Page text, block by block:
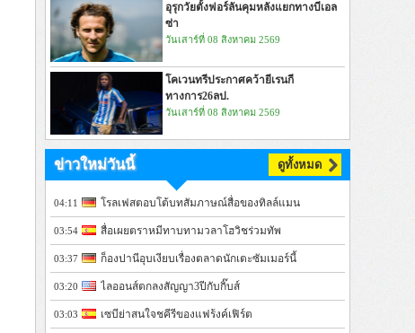
อุรุกวัยตั้งฟอร์ลันคุมหลังแยกทางบีเอล
ซ่า
วันเสาร์ที่ 08 สิงหาคม 2569
โคเวนทรีประกาศคว้ายีเรนกี
ทางการ26ลป.
วันเสาร์ที่ 08 สิงหาคม 2569
ข่าวใหม่วันนี้ ดูทั้งหมด
04:11 โรลเฟสตอบโต้บทสัมภาษณ์สื่อของทิลล์แมน
03:54 สื่อเผยตราหมีทาบทามวลาโฮวิชร่วมทัพ
03:37 ก็องปานีอุบเงียบเรื่องตลาดนักเตะซัมเมอร์นี้
03:20 ไลออนส์ตกลงสัญญา3ปีกับกิ๊บส์
03:03 เซบีย่าสนใจชคีรีของแฟร้งค์เฟิร์ต